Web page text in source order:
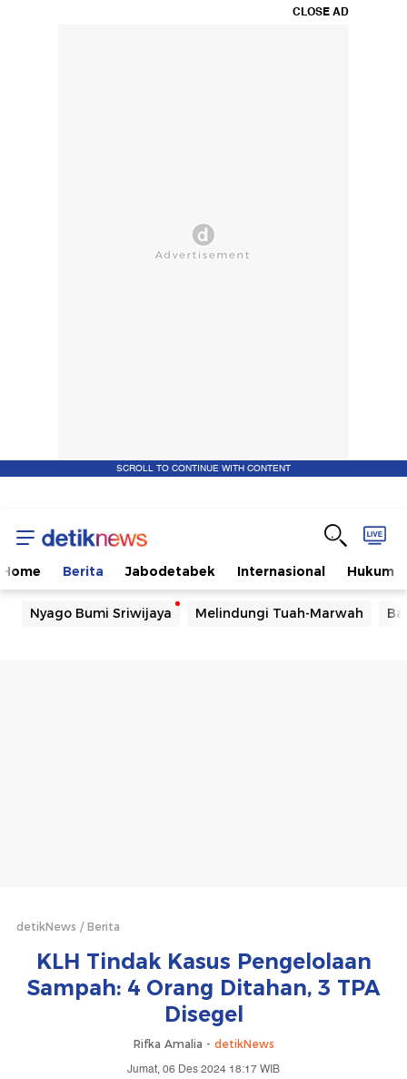
CLOSE AD
SCROLL TO CONTINUE WITH CONTENT
Home Berita Jabodetabek Internasional Hukum
Nyago Bumi Sriwijaya Melindungi Tuah-Marwah
detikNews Berita
KLH Tindak Kasus Pengelolaan
Sampah: 4 Orang Ditahan, 3 TPA
Disegel
Rifka Amalia - detikNews
Jumat, 06 Des 2024 18:17 WIB